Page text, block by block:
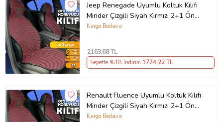
Jeep Renegade Uyumlu Koltuk Kılıfı
Minder Çizgili Siyah Kırmızı 2+1 Ön
Arka Set
Kargo Bedava
2163,68 TL
Sepette %18 İndirim 1774,22 TL
Renault Fluence Uyumlu Koltuk Kılıfı
Minder Çizgili Siyah Kırmızı 2+1 Ön
Arka Set
Kargo Bedava